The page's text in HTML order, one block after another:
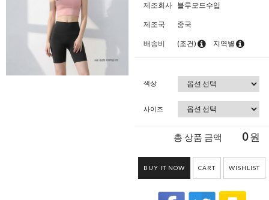
제조회사 블루모드수입
제조국 중국
배송비 (조건) 지역별
색상
사이즈
총 상품 금액 0원
BUY IT NOW CART WISHLIST